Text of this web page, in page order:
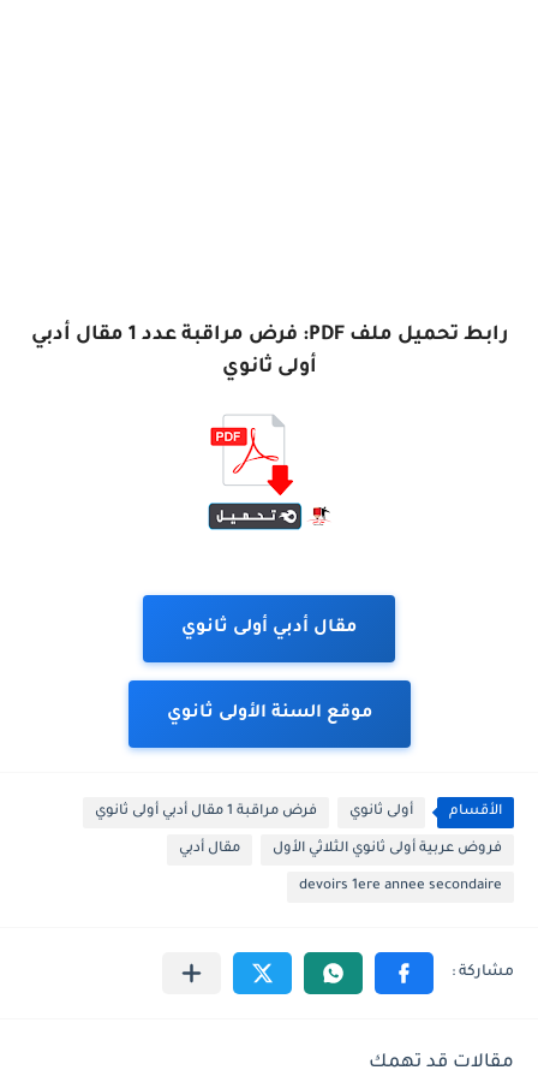
رابط تحميل ملف PDF: فرض مراقبة عدد 1 مقال أدبي
أولى ثانوي
مقال أدبي أولى ثانوي
موقع السنة الأولى ثانوي
الأقسام أولى ثانوي فرض مراقبة 1 مقال أدبي أولى ثانوي
فروض عربية أولى ثانوي الثلاثي الأول مقال أدبي
devoirs 1ere annee secondaire
مقالات قد تهمك